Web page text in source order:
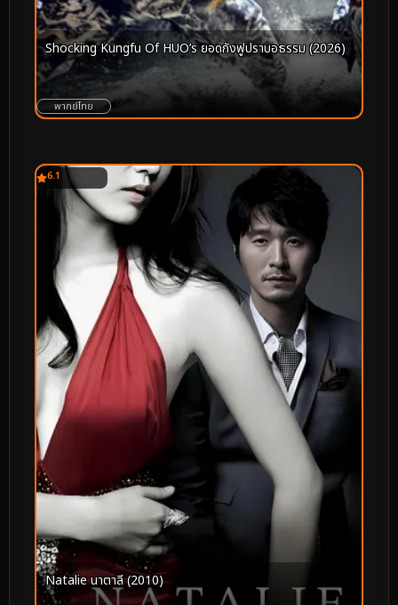
Shocking Kungfu Of HUO’s ยอดกังฟูปราบอธรรม (2026)
พากย์ไทย
6.1
Natalie นาตาลี (2010)